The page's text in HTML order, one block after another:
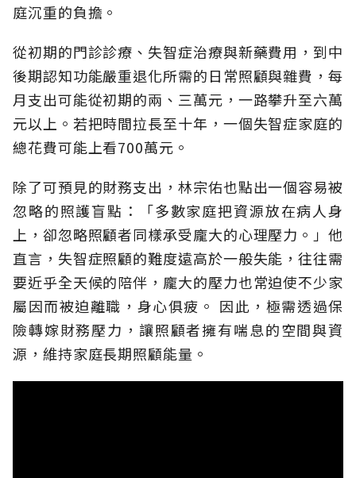
庭沉重的負擔。
從初期的門診診療、失智症治療與新藥費用，到中
後期認知功能嚴重退化所需的日常照顧與雜費，每
月支出可能從初期的兩、三萬元，一路攀升至六萬
元以上。若把時間拉長至十年，一個失智症家庭的
總花費可能上看700萬元。
除了可預見的財務支出，林宗佑也點出一個容易被
忽略的照護盲點：「多數家庭把資源放在病人身
上，卻忽略照顧者同樣承受龐大的心理壓力。」他
直言，失智症照顧的難度遠高於一般失能，往往需
要近乎全天候的陪伴，龐大的壓力也常迫使不少家
屬因而被迫離職，身心俱疲。 因此，極需透過保
險轉嫁財務壓力，讓照顧者擁有喘息的空間與資
源，維持家庭長期照顧能量。